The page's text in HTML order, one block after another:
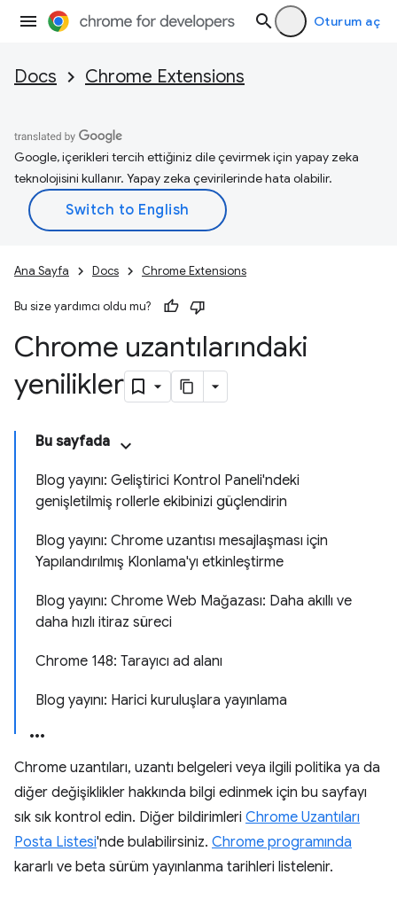
Oturum aç
Docs Chrome Extensions
Google, içerikleri tercih ettiğiniz dile çevirmek için yapay zeka
teknolojisini kullanır. Yapay zeka çevirilerinde hata olabilir.
Ana Sayfa Docs Chrome Extensions
Bu size yardımcı oldu mu?
Chrome uzantılarındaki
yenilikler
Bu sayfada
Blog yayını: Geliştirici Kontrol Paneli'ndeki
genişletilmiş rollerle ekibinizi güçlendirin
Blog yayını: Chrome uzantısı mesajlaşması için
Yapılandırılmış Klonlama'yı etkinleştirme
Blog yayını: Chrome Web Mağazası: Daha akıllı ve
daha hızlı itiraz süreci
Chrome 148: Tarayıcı ad alanı
Blog yayını: Harici kuruluşlara yayınlama
Chrome uzantıları, uzantı belgeleri veya ilgili politika ya da
diğer değişiklikler hakkında bilgi edinmek için bu sayfayı
sık sık kontrol edin. Diğer bildirimleri Chrome Uzantıları
Posta Listesi'nde bulabilirsiniz. Chrome programında
kararlı ve beta sürüm yayınlanma tarihleri listelenir.